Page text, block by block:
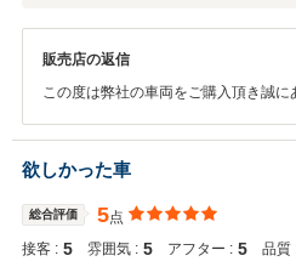
販売店の返信
この度は弊社の車両をご購入頂き誠
サポートさせて頂きますので 何かお
連絡くださいませ。 次のお乗り換え
サポートさせて頂きます。 今後も宜し
欲しかった車
総合評価 5点
接客 : 5 雰囲気 : 5 アフター : 5 品質